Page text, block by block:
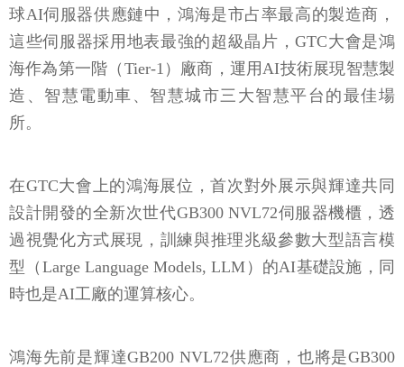
球AI伺服器供應鏈中，鴻海是市占率最高的製造商，
這些伺服器採用地表最強的超級晶片，GTC大會是鴻
海作為第一階（Tier-1）廠商，運用AI技術展現智慧製
造、智慧電動車、智慧城市三大智慧平台的最佳場
所。
在GTC大會上的鴻海展位，首次對外展示與輝達共同
設計開發的全新次世代GB300 NVL72伺服器機櫃，透
過視覺化方式展現，訓練與推理兆級參數大型語言模
型（Large Language Models, LLM）的AI基礎設施，同
時也是AI工廠的運算核心。
鴻海先前是輝達GB200 NVL72供應商，也將是GB300